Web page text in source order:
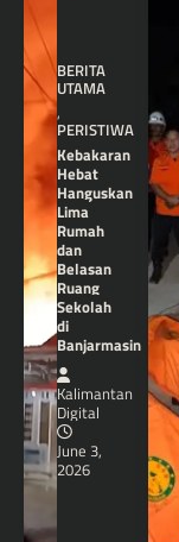
BERITA
UTAMA
,
PERISTIWA
Kebakaran
Hebat
Hanguskan
Lima
Rumah
dan
Belasan
Ruang
Sekolah
di
Banjarmasin
Kalimantan
Digital
June 3,
2026